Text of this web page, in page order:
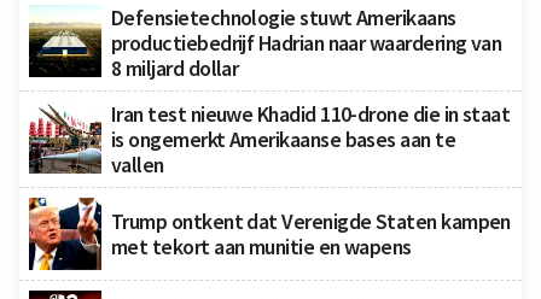
Defensietechnologie stuwt Amerikaans
productiebedrijf Hadrian naar waardering van
8 miljard dollar
Iran test nieuwe Khadid 110-drone die in staat
is ongemerkt Amerikaanse bases aan te
vallen
Trump ontkent dat Verenigde Staten kampen
met tekort aan munitie en wapens